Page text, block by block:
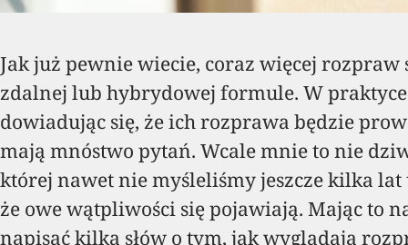
Jak już pewnie wiecie, coraz więcej
zdalnej lub hybrydowej formule. W
dowiadując się, że ich rozprawa będzie
mają mnóstwo pytań. Wcale mnie to nie
której nawet nie myśleliśmy jeszcze kilka
że owe wątpliwości się pojawiają. Mając to
napisać kilka słów o tym, jak wyglądają